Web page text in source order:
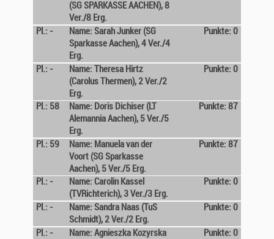
(SG SPARKASSE AACHEN), 8
Ver./8 Erg.
Pl.: -
Name: Sarah Junker (SG
Sparkasse Aachen), 4 Ver./4
Erg.
Punkte: 0
Pl.: -
Name: Theresa Hirtz
(Carolus Thermen), 2 Ver./2
Erg.
Punkte: 0
Pl.: 58
Name: Doris Dichiser (LT
Alemannia Aachen), 5 Ver./5
Erg.
Punkte: 87
Pl.: 59
Name: Manuela van der
Voort (SG Sparkasse
Aachen), 5 Ver./5 Erg.
Punkte: 87
Pl.: -
Name: Carolin Kassel
(TVRichterich), 3 Ver./3 Erg.
Punkte: 0
Pl.: -
Name: Sandra Naas (TuS
Schmidt), 2 Ver./2 Erg.
Punkte: 0
Pl.: -
Name: Agnieszka Kozyrska
Punkte: 0